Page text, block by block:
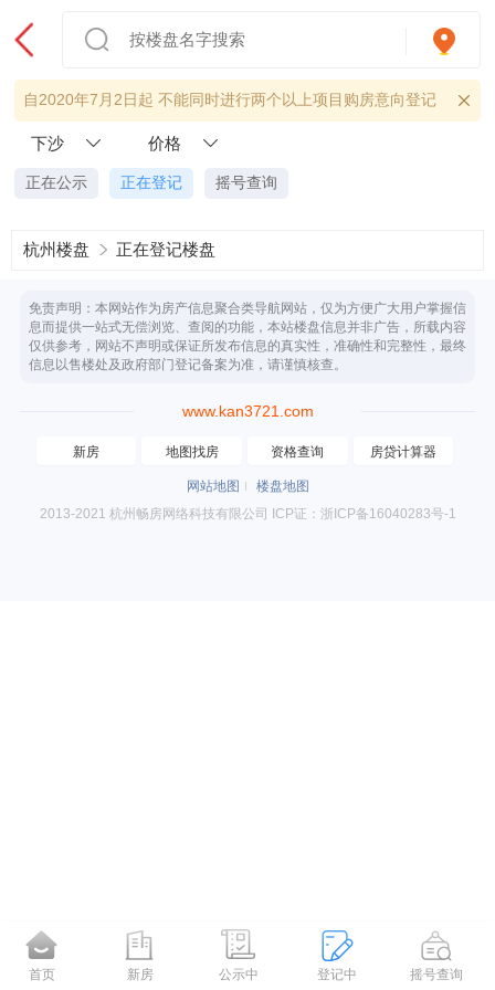
自2020年7月2日起 不能同时进行两个以上项目购房意向登记
下沙 价格
正在公示 正在登记 摇号查询
杭州楼盘 正在登记楼盘
免责声明：本网站作为房产信息聚合类导航网站，仅为方便广大用户掌握信
息而提供一站式无偿浏览、查阅的功能，本站楼盘信息并非广告，所载内容
仅供参考，网站不声明或保证所发布信息的真实性，准确性和完整性，最终
信息以售楼处及政府部门登记备案为准，请谨慎核查。
www.kan3721.com
新房 地图找房 资格查询 房贷计算器
网站地图
楼盘地图
2013-2021 杭州畅房网络科技有限公司 ICP证：浙ICP备16040283号-1
首页 新房 公示中 登记中 摇号查询